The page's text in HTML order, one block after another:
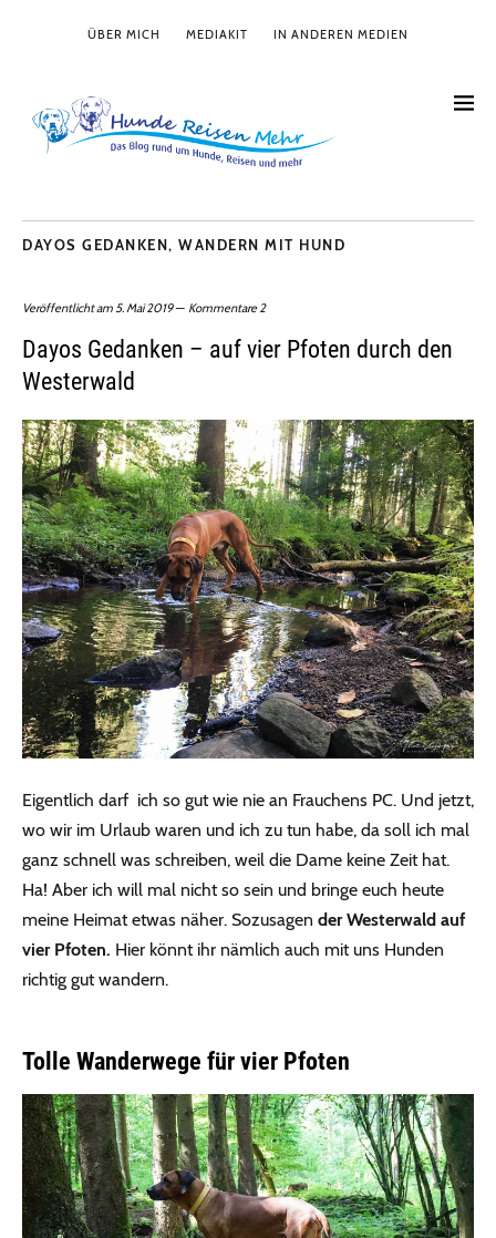
ÜBER MICH MEDIAKIT IN ANDEREN MEDIEN
DAYOS GEDANKEN, WANDERN MIT HUND
Veröffentlicht am5. Mai 2019 Kommentare 2
Dayos Gedanken – auf vier Pfoten durch den
Westerwald
Eigentlich darf ich so gut wie nie an Frauchens PC. Und jetzt,
wo wir im Urlaub waren und ich zu tun habe, da soll ich mal
ganz schnell was schreiben, weil die Dame keine Zeit hat.
Ha! Aber ich will mal nicht so sein und bringe euch heute
meine Heimat etwas näher. Sozusagen der Westerwald auf
vier Pfoten. Hier könnt ihr nämlich auch mit uns Hunden
richtig gut wandern.
Tolle Wanderwege für vier Pfoten